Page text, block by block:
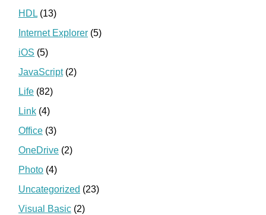
HDL (13)
Internet Explorer (5)
iOS (5)
JavaScript(2)
Life (82)
Link (4)
Office (3)
OneDrive (2)
Photo (4)
Uncategorized (23)
Visual Basic (2)